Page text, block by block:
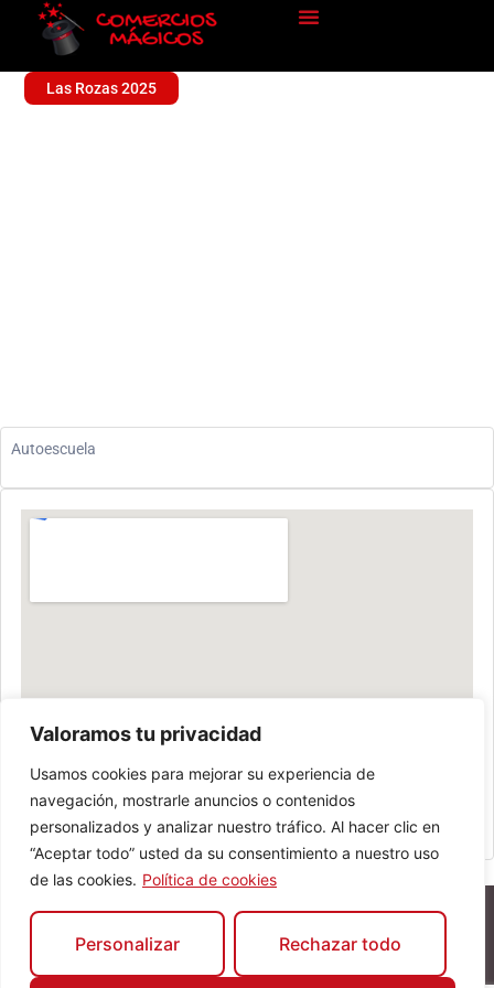
Valoramos tu privacidad
Usamos cookies para mejorar su experiencia de
navegación, mostrarle anuncios o contenidos
personalizados y analizar nuestro tráfico. Al hacer clic en
“Aceptar todo” usted da su consentimiento a nuestro uso
de las cookies. Política de cookies
Personalizar Rechazar todo
Las Rozas 2025
Autoescuela